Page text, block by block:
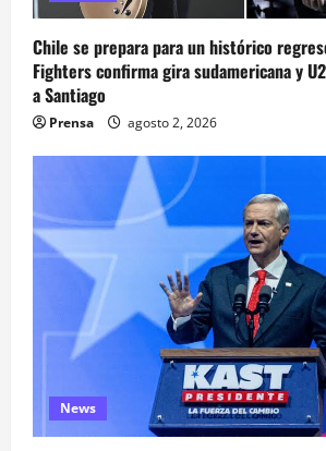
Chile se prepara para un histórico
Fighters confirma gira sudamericana y
a Santiago
Prensa agosto 2, 2026
News